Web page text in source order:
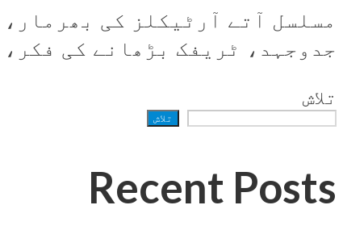
مسلسل آتے آرٹیکلز کی
جدوجہد، ٹریفک بڑھانے کی
تلاش
تلاش
Recent Posts